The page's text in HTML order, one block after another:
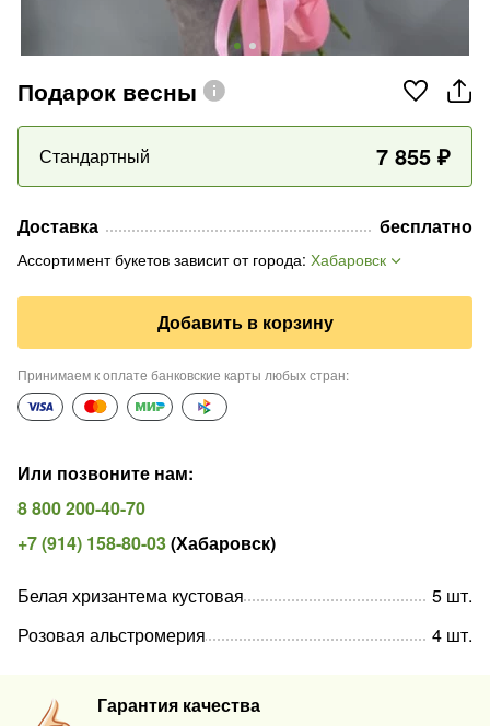
Подарок весны
Стандартный 7 855 ₽
Доставка бесплатно
Ассортимент букетов зависит от города: Хабаровск
Добавить в корзину
Принимаем к оплате банковские карты любых стран:
Или позвоните нам:
8 800 200-40-70
+7 (914) 158-80-03(Хабаровск)
Гарантия качества
Белая хризантема кустовая 5 шт.
Розовая альстромерия
4 шт.